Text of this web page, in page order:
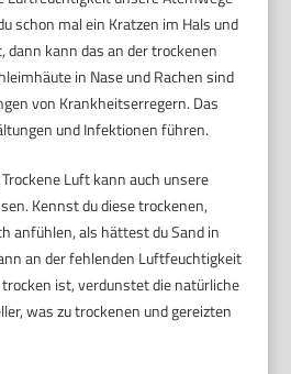
schon mal ein Kratzen im Hals und
dann kann das an der trockenen
in Nase und Rachen sind
von Krankheitserregern. Das
und Infektionen führen.
Luft kann auch unsere
Kennst du diese trockenen,
anfühlen, als hättest du Sand in
an der fehlenden Luftfeuchtigkeit
ist, verdunstet die natürliche
was zu trockenen und gereizten